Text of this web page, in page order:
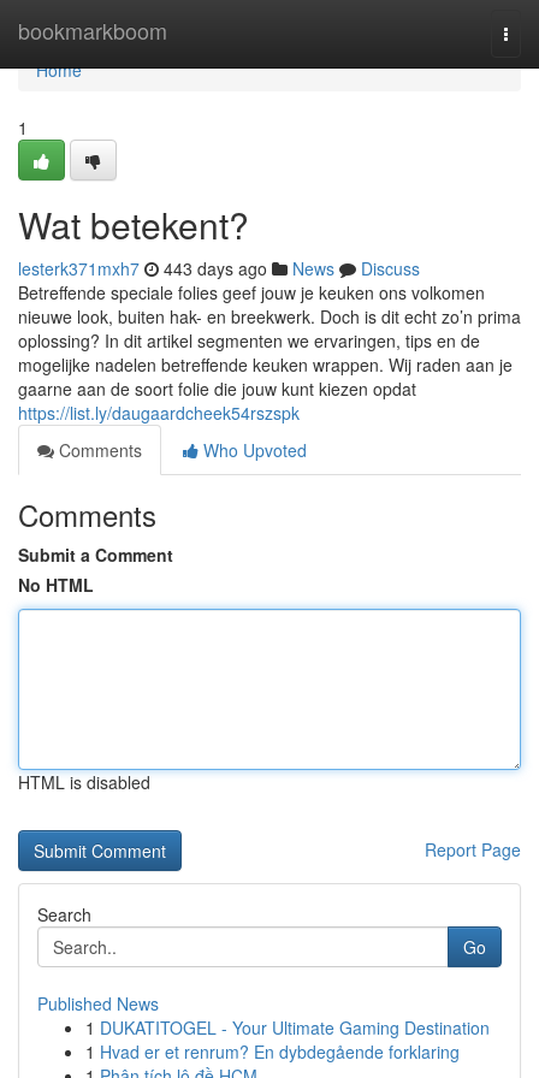
bookmarkboom
Home
Home
1
Wat betekent?
lesterk371mxh7 443 days ago News
Discuss
Betreffende speciale folies geef jouw je keuken ons volkomen
nieuwe look, buiten hak- en breekwerk. Doch is dit echt zo’n prima
oplossing? In dit artikel segmenten we ervaringen, tips en de
mogelijke nadelen betreffende keuken wrappen. Wij raden aan je
gaarne aan de soort folie die jouw kunt kiezen opdat
https://list.ly/daugaardcheek54rszspk
Comments
Who Upvoted
Comments
Submit a Comment
No HTML
HTML is disabled
Report Page
Search
Go
Published News
1 DUKATITOGEL - Your Ultimate Gaming Destination
1 Hvad er et renrum? En dybdegående forklaring